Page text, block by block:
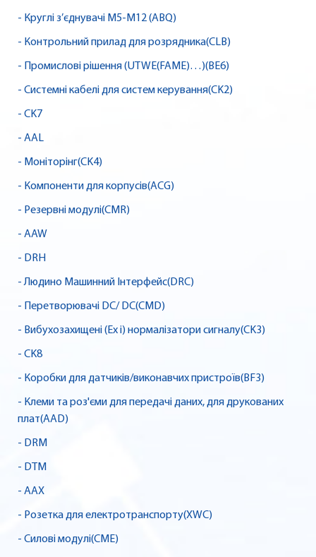
- Круглі з’єднувачі M5-M12 (ABQ)
- Контрольний прилад для розрядника(CLB)
- Промислові рішення (UTWE(FAME)…)(BE6)
- Системні кабелі для систем керування(CK2)
- CK7
- AAL
- Моніторінг(CK4)
- Компоненти для корпусів(ACG)
- Резервні модулі(CMR)
- AAW
- DRH
- Людино Машинний Інтерфейс(DRC)
- Перетворювачі DC/ DC(CMD)
- Вибухозахищені (Ex i) нормалізатори сигналу(CK3)
- CK8
- Коробки для датчиків/виконавчих пристроїв(BF3)
- Клеми та роз'єми для передачі даних, для друкованих
плат(AAD)
- DRM
- DTM
- AAX
- Розетка для електротранспорту(XWC)
- Силові модулі(CME)